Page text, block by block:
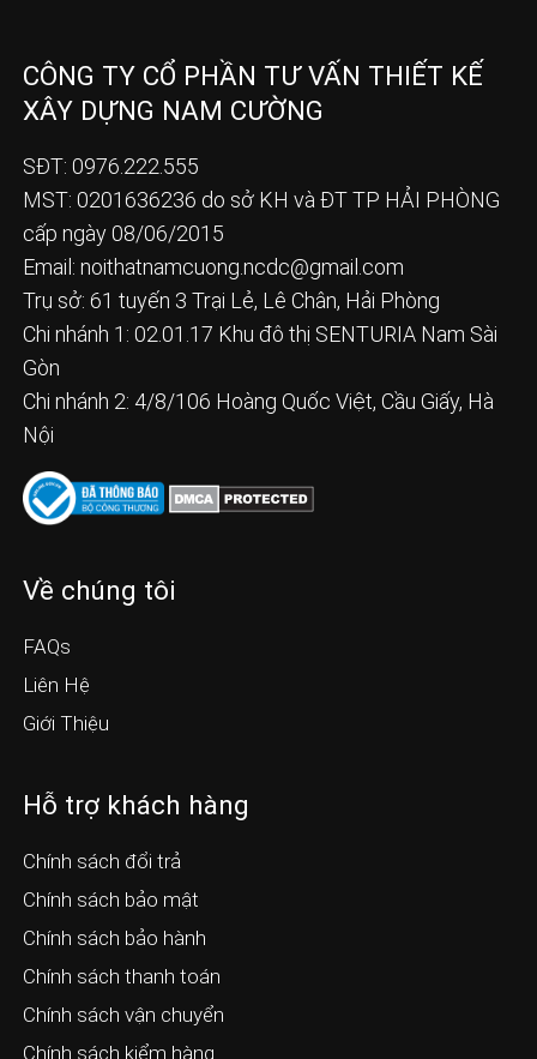
CÔNG TY CỔ PHẦN TƯ VẤN THIẾT KẾ
XÂY DỰNG NAM CƯỜNG
SĐT: 0976.222.555
MST: 0201636236 do sở KH và ĐT TP HẢI PHÒNG
cấp ngày 08/06/2015
Email: noithatnamcuong.ncdc@gmail.com
Trụ sở: 61 tuyến 3 Trại Lẻ, Lê Chân, Hải Phòng
Chi nhánh 1: 02.01.17 Khu đô thị SENTURIA Nam Sài
Gòn
Chi nhánh 2: 4/8/106 Hoàng Quốc Việt, Cầu Giấy, Hà
Nội
Về chúng tôi
FAQs
Liên Hệ
Giới Thiệu
Hỗ trợ khách hàng
Chính sách đổi trả
Chính sách bảo mật
Chính sách bảo hành
Chính sách thanh toán
Chính sách vận chuyển
Chính sách kiểm hàng